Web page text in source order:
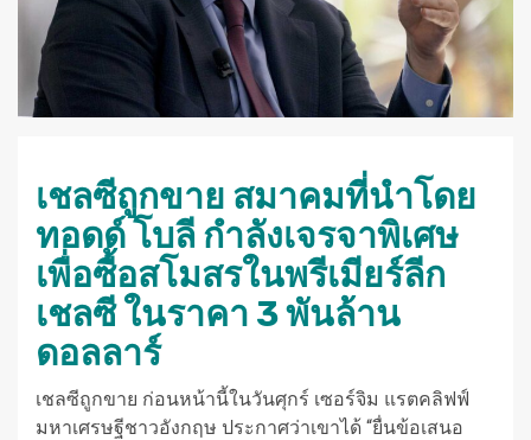
เชลซีถูกขาย สมาคมที่นำโดย
ทอดด์ โบลี กำลังเจรจาพิเศษ
เพื่อซื้อสโมสรในพรีเมียร์ลีก
เชลซี ในราคา 3 พันล้าน
ดอลลาร์
เชลซีถูกขาย ก่อนหน้านี้ในวันศุกร์ เซอร์จิม แรตคลิฟฟ์
มหาเศรษฐีชาวอังกฤษ ประกาศว่าเขาได้ “ยื่นข้อเสนอ